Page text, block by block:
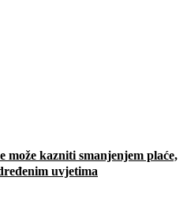
može kazniti smanjenjem plaće,
uvjetima